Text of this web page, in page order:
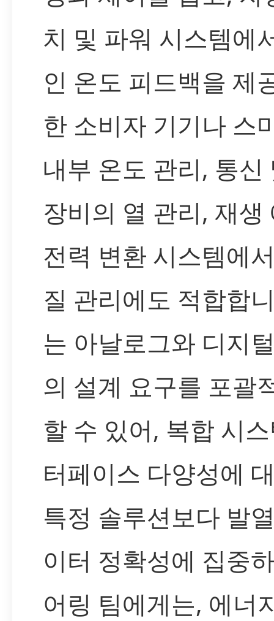
치 및 파워 시스템에
인 온도 피드백을 제
한 소비자 기기나 스
내부 온도 관리, 통신
장비의 열 관리, 재생
전력 변환 시스템에
질 관리에도 적합합
는 아날로그와 디지
의 설계 요구를 포괄
할 수 있어, 복합 시
터페이스 다양성에
특정 솔루션보다 발
이터 정확성에 집중
어링 팀에게는, 에너